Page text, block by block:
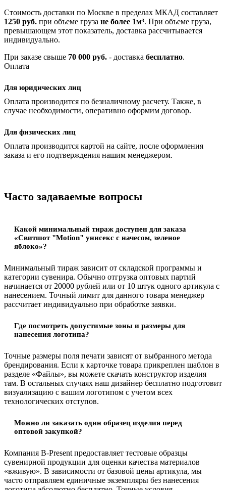
Стоимость доставки по Москве в пределах МКАД составляет
1250 руб. при объеме груза не более 1м³. При объеме груза,
превышающем этот показатель, доставка рассчитывается
индивидуально.
При заказе свыше 70 000 руб. - доставка бесплатно.
Оплата
Для юридических лиц
Оплата производится по безналичному расчету. Также, в
случае необходимости, оперативно оформим договор.
Для физических лиц
Оплата производится картой на сайте, после оформления
заказа и его подтверждения нашим менеджером.
Часто задаваемые вопросы
Какой минимальный тираж доступен для заказа
«Свитшот "Motion" унисекс с начесом, зеленое
яблоко»?
Минимальный тираж зависит от складской программы и
категории сувенира. Обычно отгрузка оптовых партий
начинается от 20000 рублей или от 10 штук одного артикула с
нанесением. Точный лимит для данного товара менеджер
рассчитает индивидуально при обработке заявки.
Где посмотреть допустимые зоны и размеры для
нанесения логотипа?
Точные размеры поля печати зависят от выбранного метода
брендирования. Если к карточке товара прикреплен шаблон в
разделе «Файлы», вы можете скачать конструктор изделия
там. В остальных случаях наш дизайнер бесплатно подготовит
визуализацию с вашим логотипом с учетом всех
технологических отступов.
Можно ли заказать один образец изделия перед
оптовой закупкой?
Компания B-Present предоставляет тестовые образцы
сувенирной продукции для оценки качества материалов
«вживую». В зависимости от базовой цены артикула, мы
часто отправляем единичные экземпляры без нанесения